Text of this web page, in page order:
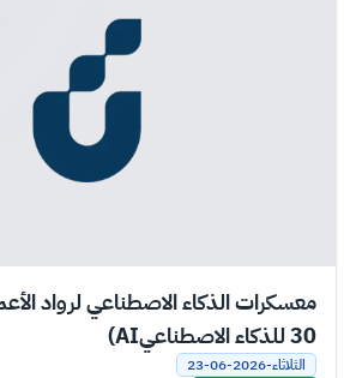
معسكرات الذكاء الاصطناعي لرواد
30 للذكاء الاصطناعيAI)
الثلاثاء-2026-06-23